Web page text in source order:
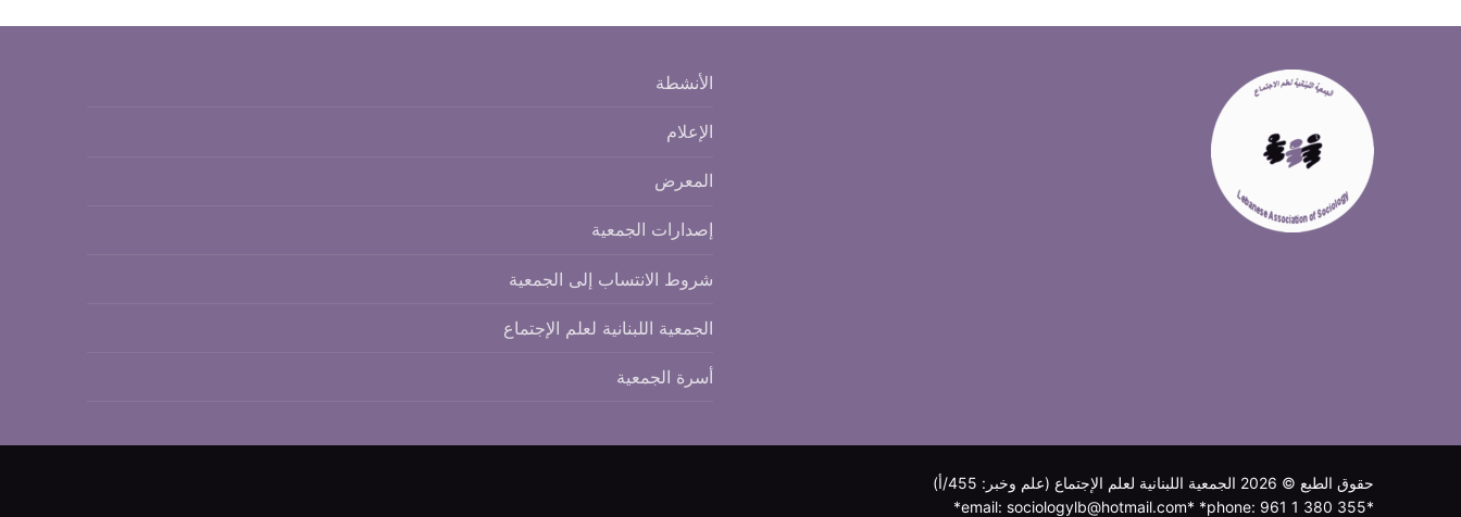
الأنشطة
الإعلام
المعرض
إصدارات الجمعية
شروط الانتساب إلى الجمعية
الجمعية اللبنانية لعلم الإجتماع
أسرة الجمعية
حقوق الطبع © 2026 الجمعية اللبنانية لعلم الإجتماع (علم وخبر: 455/أ)
*email: sociologylb@hotmail.com* *phone: 961 1 380 355*